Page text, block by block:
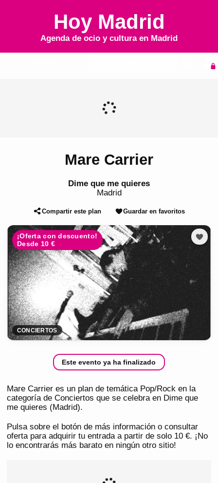
Hoy Madrid
Agenda de ocio y cultura en Madrid
Mare Carrier
Dime que me quieres
Madrid
Compartir este plan Guardar en favoritos
¡Oferta con descuento!
Desde 10 €
CONCIERTOS
Este evento ya ha finalizado
Mare Carrier es un plan de temática Pop/Rock en la
categoría de Conciertos que se celebra en Dime que
me quieres (Madrid).
Pulsa sobre el botón de más información o consultar
oferta para adquirir tu entrada a partir de solo 10 €. ¡No
lo encontrarás más barato en ningún otro sitio!